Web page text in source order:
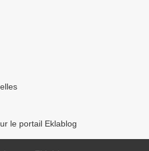
le portail Eklablog